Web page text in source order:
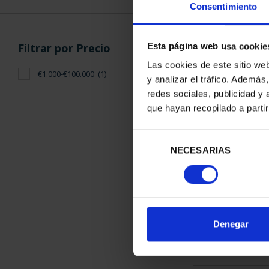
Consentimiento
Esta página web usa
Las cookies de este sitio
y analizar el tráfico.
redes sociales, publicidad y
que hayan recopilado a
consentimiento
NECESARIAS
Denegar
Filtrar por Precio
€1.000-€100.000 (1)
275
MONEDA
ORDENAR POR: